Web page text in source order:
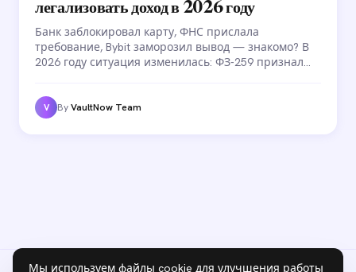
легализовать доход в 2026 году
Банк заблокировал карту, ФНС прислала
требование, Bybit заморозил вывод — знакомо? В
2026 году ситуация изменилась: ФЗ-259 признал
легализации — от самозанятости до зарубежных
структур.
V ByVaultNow Team
Мы используем файлы cookie для улучшения работы